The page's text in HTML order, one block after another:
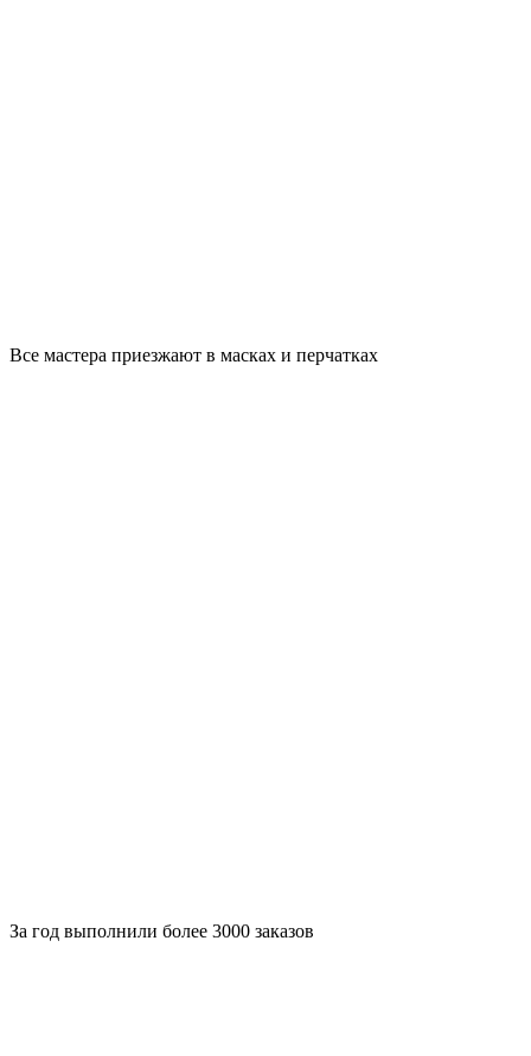
Все мастера приезжают в масках и перчатках
За год выполнили более 3000 заказов